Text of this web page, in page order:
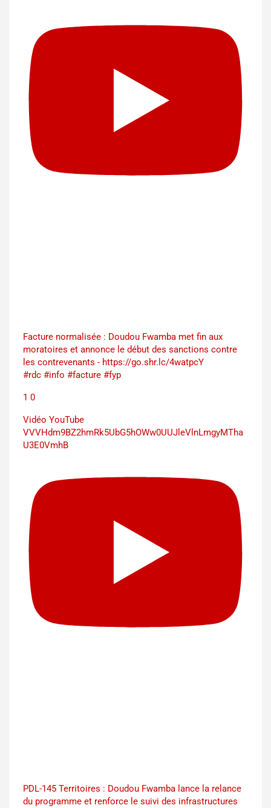
Facture normalisée : Doudou Fwamba met fin aux
moratoires et annonce le début des sanctions contre
les contrevenants - https://go.shr.lc/4watpcY
#rdc #info #facture #fyp
1 0
Vidéo YouTube
VVVHdm9BZ2hmRk5UbG5hOWw0UUJleVlnLmgyMTha
U3E0VmhB
PDL-145 Territoires : Doudou Fwamba lance la relance
du programme et renforce le suivi des infrastructures